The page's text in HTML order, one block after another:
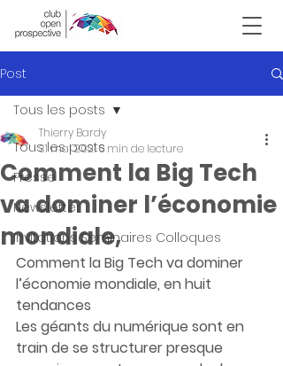
Victor Hugo
Post
Tous les posts
Presse
Newsletter
Invitations Seminaires Colloques
Tous les posts
Comment la Big Tech
va dominer l’économie
mondiale,
Thierry Bardy
31 mai 20216 min de lecture
Comment la Big Tech va dominer
l’économie mondiale, en huit
tendances
Les géants du numérique sont en
train de se structurer presque